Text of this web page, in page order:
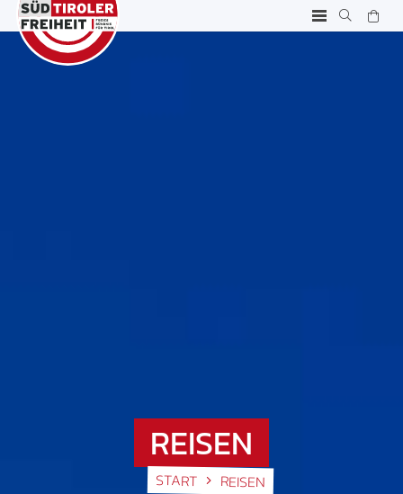
REISEN
START REISEN